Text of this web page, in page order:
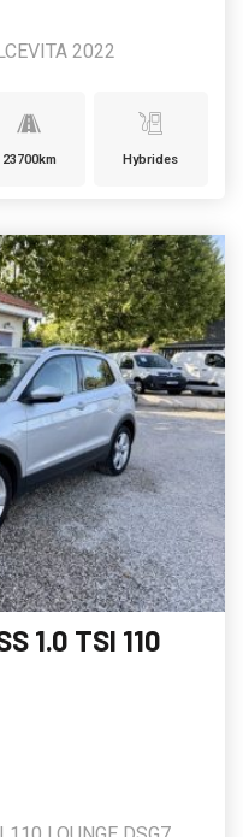
2022
23700km Hybrides
1.0 TSI 110